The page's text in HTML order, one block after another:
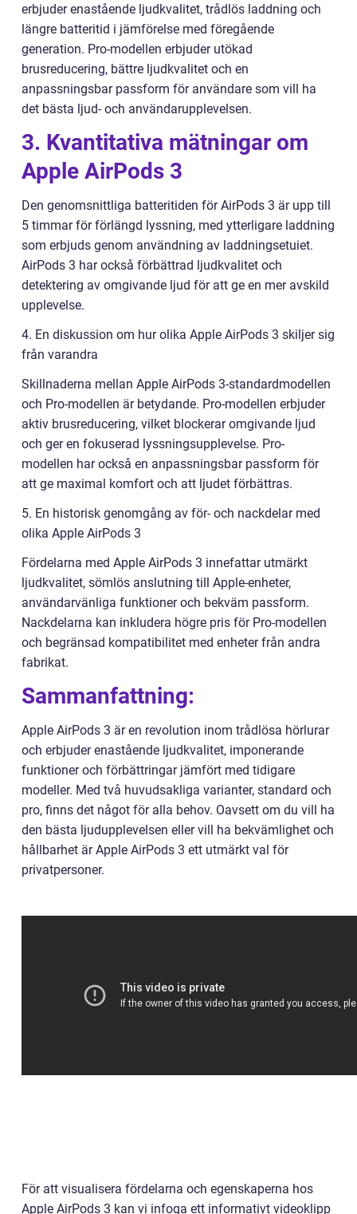
erbjuder enastående ljudkvalitet, trådlös laddning och
längre batteritid i jämförelse med föregående
generation. Pro-modellen erbjuder utökad
brusreducering, bättre ljudkvalitet och en
anpassningsbar passform för användare som vill ha
det bästa ljud- och användarupplevelsen.
3. Kvantitativa mätningar om
Apple AirPods 3
Den genomsnittliga batteritiden för AirPods 3 är upp till
5 timmar för förlängd lyssning, med ytterligare laddning
som erbjuds genom användning av laddningsetuiet.
AirPods 3 har också förbättrad ljudkvalitet och
detektering av omgivande ljud för att ge en mer avskild
upplevelse.
4. En diskussion om hur olika Apple AirPods 3 skiljer sig
från varandra
Skillnaderna mellan Apple AirPods 3-standardmodellen
och Pro-modellen är betydande. Pro-modellen erbjuder
aktiv brusreducering, vilket blockerar omgivande ljud
och ger en fokuserad lyssningsupplevelse. Pro-
modellen har också en anpassningsbar passform för
att ge maximal komfort och att ljudet förbättras.
5. En historisk genomgång av för- och nackdelar med
olika Apple AirPods 3
Fördelarna med Apple AirPods 3 innefattar utmärkt
ljudkvalitet, sömlös anslutning till Apple-enheter,
användarvänliga funktioner och bekväm passform.
Nackdelarna kan inkludera högre pris för Pro-modellen
och begränsad kompatibilitet med enheter från andra
fabrikat.
Sammanfattning:
Apple AirPods 3 är en revolution inom trådlösa hörlurar
och erbjuder enastående ljudkvalitet, imponerande
funktioner och förbättringar jämfört med tidigare
modeller. Med två huvudsakliga varianter, standard och
pro, finns det något för alla behov. Oavsett om du vill ha
den bästa ljudupplevelsen eller vill ha bekvämlighet och
hållbarhet är Apple AirPods 3 ett utmärkt val för
privatpersoner.
För att visualisera fördelarna och egenskaperna hos
Apple AirPods 3 kan vi infoga ett informativt videoklipp